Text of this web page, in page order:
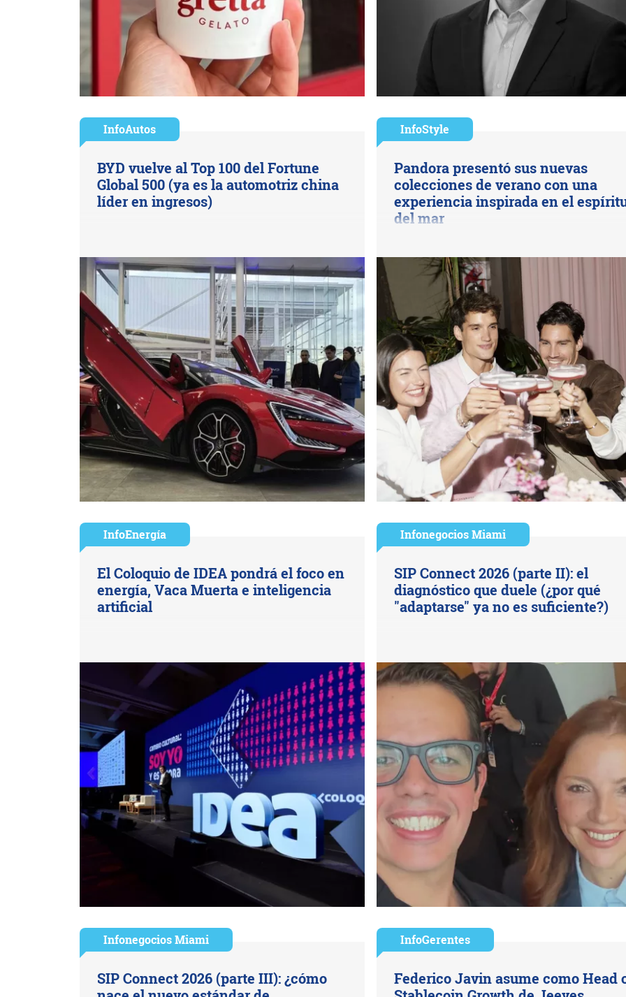
InfoAutos
BYD vuelve al Top 100 del Fortune
Global 500 (ya es la automotriz china
líder en ingresos)
InfoStyle
Pandora presentó sus nuevas
colecciones de verano con una
experiencia inspirada en el
del mar
InfoEnergía
El Coloquio de IDEA pondrá el foco en
energía, Vaca Muerta e inteligencia
artificial
Infonegocios Miami
SIP Connect 2026 (parte II): el
diagnóstico que duele (¿por qué
"adaptarse" ya no es suficiente?)
Infonegocios Miami
SIP Connect 2026 (parte III): ¿cómo
InfoGerentes
Federico Javin asume como Head